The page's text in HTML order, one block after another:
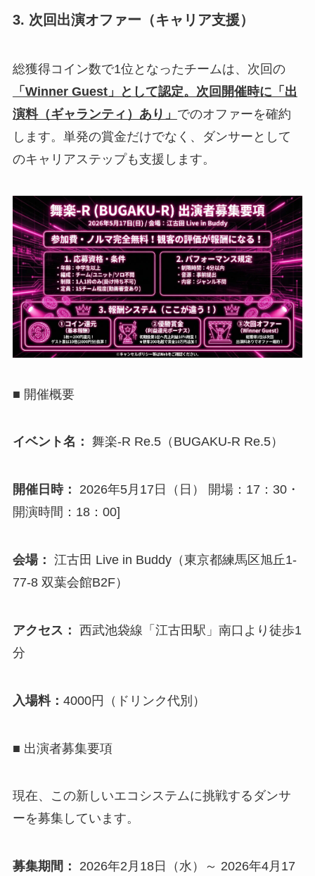
3. 次回出演オファー（キャリア支援）
総獲得コイン数で1位となったチームは、次回の
「Winner Guest」として認定。次回開催時に「出
演料（ギャランティ）あり」 でのオファーを確約
します。単発の賞金だけでなく、ダンサーとして
のキャリアステップも支援します。
■ 開催概要
イベント名： 舞楽-R Re.5（BUGAKU-R Re.5）
開催日時：
2026年5月17日（日） 開場：17：30・
開演時間：18：00]
会場： 江古田 Live in Buddy（東京都練馬区旭丘1-
77-8 双葉会館B2F）
アクセス： 西武池袋線「江古田駅」南口より徒歩1
分
入場料： 4000円（ドリンク代別）
■ 出演者募集要項
現在、この新しいエコシステムに挑戦するダンサ
ーを募集しています。
募集期間： 2026年2月18日（水）～ 2026年4月17